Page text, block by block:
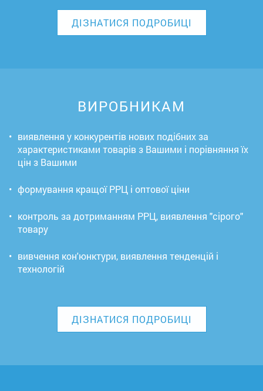
ДІЗНАТИСЯ ПОДРОБИЦІ
ВИРОБНИКАМ
• виявлення у конкурентів нових подібних за
характеристиками товарів з Вашими і порівняння їх
цін з Вашими
• формування кращої РРЦ і оптової ціни
• контроль за дотриманням РРЦ, виявлення "сірого"
товару
• вивчення кон'юнктури, виявлення тенденцій і
технологій
ДІЗНАТИСЯ ПОДРОБИЦІ